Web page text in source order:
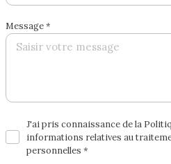
Message *
J'ai pris connaissance de la
informations relatives au
personnelles *